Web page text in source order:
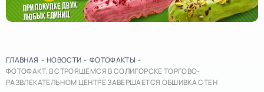
ГЛАВНАЯ - НОВОСТИ - ФОТОФАКТЫ -
ФОТОФАКТ. В СТРОЯЩЕМСЯ В СОЛИГОРСКЕ ТОРГОВО-
РАЗВЛЕКАТЕЛЬНОМ ЦЕНТРЕ ЗАВЕРШАЕТСЯ ОБШИВКА СТЕН